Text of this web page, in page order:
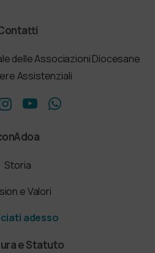
delle Associazioni Diocesane
Assistenziali
Storia
e Valori
adesso
e Statuto